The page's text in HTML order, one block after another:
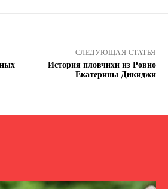
СЛЕДУЮЩАЯ СТАТЬЯ
История пловчихи из Ровно
Екатерины Дикиджи